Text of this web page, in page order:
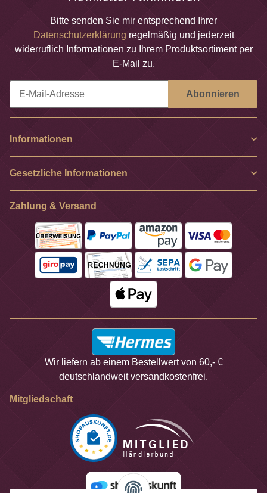
Bitte senden Sie mir entsprechend Ihrer
Datenschutzerklärung regelmäßig und jederzeit
widerruflich Informationen zu Ihrem Produktsortiment per
E-Mail zu.
Abonnieren
Informationen
Gesetzliche Informationen
Zahlung & Versand
Wir liefern ab einem Bestellwert von 60,- €
deutschlandweit versandkostenfrei.
Mitgliedschaft